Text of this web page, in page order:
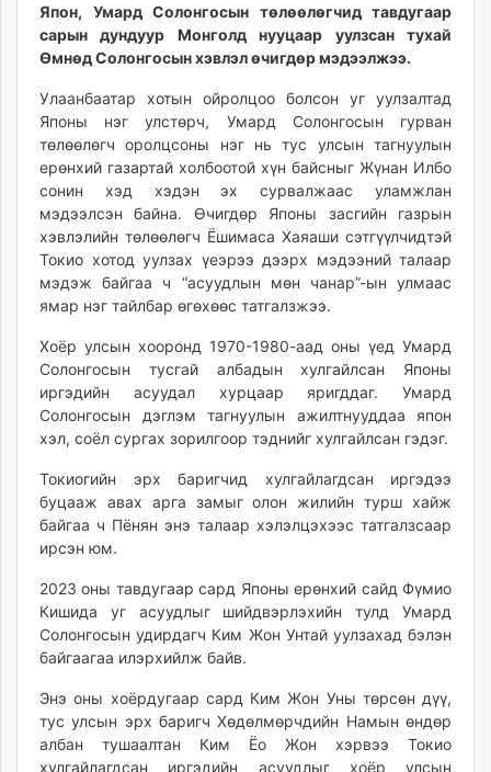
today.mn
zuv.mn
ugluu.mn
unen.mn
asu.mn
shudarga.mn
shuurhai.mn
unuudur.mn
isee.mn
fact.mn
itoim.mn
tumen.mn
shuum.mn
tvmongolia.mn
mass.mn
unegui.mn
toim.mn
tac.mn
paparazzi.mn
Япон, Умард Солонгосын төлөөлөгчид тавдугаар
сарын дундуур Монголд нууцаар уулзсан тухай
Өмнөд Солонгосын хэвлэл өчигдөр мэдээлжээ.
Улаанбаатар хотын ойролцоо болсон уг уулзалтад
Японы нэг улстөрч, Умард Солонгосын гурван
төлөөлөгч оролцсоны нэг нь тус улсын тагнуулын
ерөнхий газартай холбоотой хүн байсныг Жүнан Илбо
сонин хэд хэдэн эх сурвалжаас уламжлан
мэдээлсэн байна. Өчигдөр Японы засгийн газрын
хэвлэлийн төлөөлөгч Ёшимаса Хаяаши сэтгүүлчидтэй
Токио хотод уулзах үеэрээ дээрх мэдээний талаар
мэдэж байгаа ч “асуудлын мөн чанар”-ын улмаас
ямар нэг тайлбар өгөхөөс татгалзжээ.
Хоёр улсын хооронд 1970-1980-аад оны үед Умард
Солонгосын тусгай албадын хулгайлсан Японы
иргэдийн асуудал хурцаар яригддаг. Умард
Солонгосын дэглэм тагнуулын ажилтнууддаа япон
хэл, соёл сургах зорилгоор тэднийг хулгайлсан гэдэг.
Токиогийн эрх баригчид хулгайлагдсан иргэдээ
буцааж авах арга замыг олон жилийн турш хайж
байгаа ч Пёнян энэ талаар хэлэлцэхээс татгалзсаар
ирсэн юм.
2023 оны тавдугаар сард Японы ерөнхий сайд Фүмио
Кишида уг асуудлыг шийдвэрлэхийн тулд Умард
Солонгосын удирдагч Ким Жон Унтай уулзахад бэлэн
байгаагаа илэрхийлж байв.
Энэ оны хоёрдугаар сард Ким Жон Уны төрсөн дүү,
тус улсын эрх баригч Хөдөлмөрчдийн Намын өндөр
албан тушаалтан Ким Ёо Жон хэрвээ Токио
хулгайлагдсан иргэдийн асуудлыг хоёр улсын